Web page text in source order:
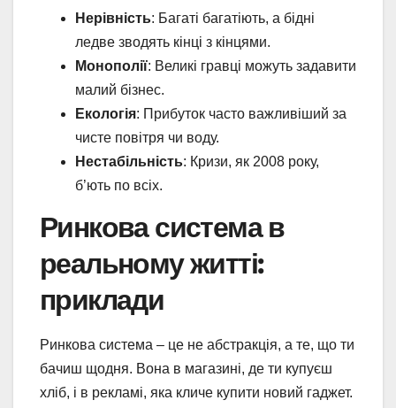
Нерівність: Багаті багатіють, а бідні
ледве зводять кінці з кінцями.
Монополії: Великі гравці можуть задавити
малий бізнес.
Екологія: Прибуток часто важливіший за
чисте повітря чи воду.
Нестабільність: Кризи, як 2008 року,
б’ють по всіх.
Ринкова система в
реальному житті:
приклади
Ринкова система – це не абстракція, а те, що ти
бачиш щодня. Вона в магазині, де ти купуєш
хліб, і в рекламі, яка кличе купити новий гаджет.